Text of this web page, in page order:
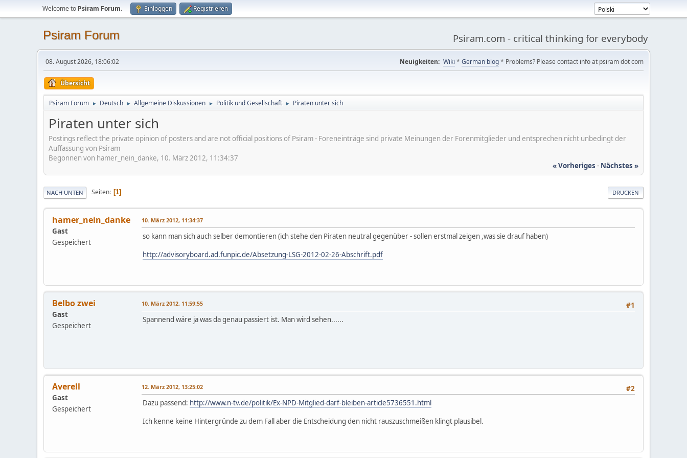
Welcome to Psiram Forum. Einloggen Registrieren
Psiram Forum Psiram.com - critical thinking for everybody
08. August 2026, 18:06:02 Neuigkeiten: Wiki * German blog* Problems? Please contact info at psiram dot com
Übersicht
Psiram Forum ► Deutsch ► Allgemeine Diskussionen ► Politik und Gesellschaft ► Piraten unter sich
Piraten unter sich
Postings reflect the private opinion of posters and are not official positions of Psiram - Foreneinträge sind private Meinungen der Forenmitglieder und entsprechen nicht unbedingt der
Auffassung von Psiram
Begonnen von hamer_nein_danke, 10. März 2012, 11:34:37
« Vorheriges - Nächstes »
DRUCKEN
NACH UNTEN Seiten 1
hamer_nein_danke
Gast
Gespeichert
10. März 2012, 11:34:37
so kann man sich auch selber demontieren (ich stehe den Piraten neutral gegenüber - sollen erstmal zeigen ,was sie drauf haben)
http://advisoryboard.ad.funpic.de/Absetzung-LSG-2012-02-26-Abschrift.pdf
Belbo zwei
Gast
Gespeichert
#1
10. März 2012, 11:59:55
Spannend wäre ja was da genau passiert ist. Man wird sehen......
Averell
Gast
Gespeichert
#2
12. März 2012, 13:25:02
Dazu passend: http://www.n-tv.de/politik/Ex-NPD-Mitglied-darf-bleiben-article5736551.html
Ich kenne keine Hintergründe zu dem Fall aber die Entscheidung den nicht rauszuschmeißen klingt plausibel.